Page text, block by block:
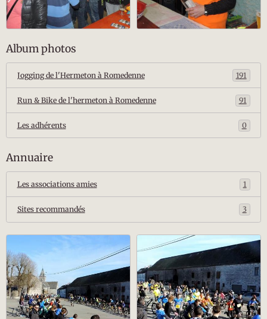
Album photos
Jogging de l'Hermeton à Romedenne 191
Run & Bike de l'hermeton à Romedenne 91
Les adhérents 0
Annuaire
Les associations amies 1
Sites recommandés 3